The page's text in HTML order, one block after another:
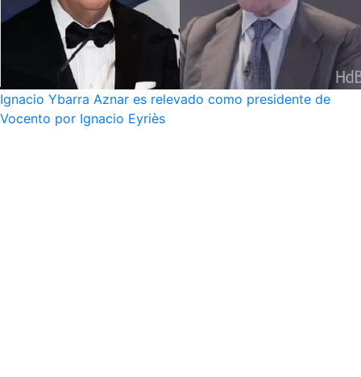
Ignacio Ybarra Aznar es relevado como presidente de
Vocento por Ignacio Eyriès